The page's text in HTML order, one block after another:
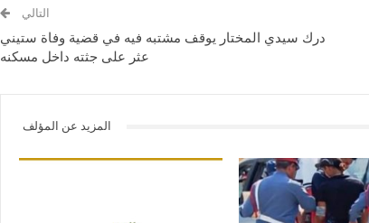
التالي
درك سيدي المختار يوقف مشتبه فيه في قضية وفاة ستيني
عثر على جثته داخل مسكنه
المزيد عن المؤلف